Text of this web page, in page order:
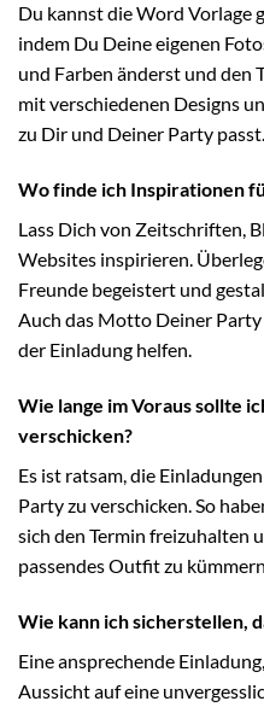
Du kannst die Word Vorlage
indem Du Deine eigenen
und Farben änderst und den
mit verschiedenen Designs
zu Dir und Deiner Party passt.
Wo finde ich Inspirationen
Lass Dich von Zeitschriften,
Websites inspirieren.
Freunde begeistert und
Auch das Motto Deiner
der Einladung helfen.
Wie lange im Voraus sollte
verschicken?
Es ist ratsam, die
Party zu verschicken. So
sich den Termin freizuhalten
passendes Outfit zu
Wie kann ich sicherstellen,
Eine ansprechende
Aussicht auf eine